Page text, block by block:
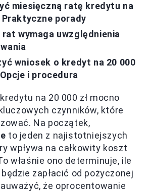
miesięczną ratę kredytu na
Praktyczne porady
rat wymaga uwzględnienia
wniosek o kredyt na 20 000
i procedura
na 20 000 zł mocno
czynników, które
Na początek,
to jeden z najistotniejszych
wpływa na całkowity koszt
właśnie ono determinuje, ile
zapłacić od pożyczonej
że oprocentowanie